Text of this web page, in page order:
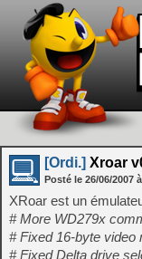
[Ordi.] Xroar
Posté le 26/06/2007 à
XRoar est un
# More WD279x
# Fixed 16-byte video
# Fixed Delta drive